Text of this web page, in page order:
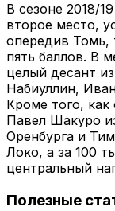
В сезоне 2018/
второе место,
опередив Томь,
пять баллов. В
целый десант
Набиуллин,
Кроме того,
Павел Шакуро
Оренбурга и
Локо, а за 100
центральный
Полезные